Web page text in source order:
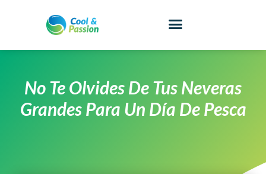
No Te Olvides De Tus Neveras
Grandes Para Un Día De Pesca